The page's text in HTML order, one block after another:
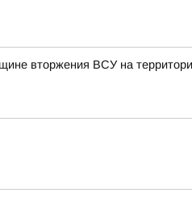
вторжения ВСУ на